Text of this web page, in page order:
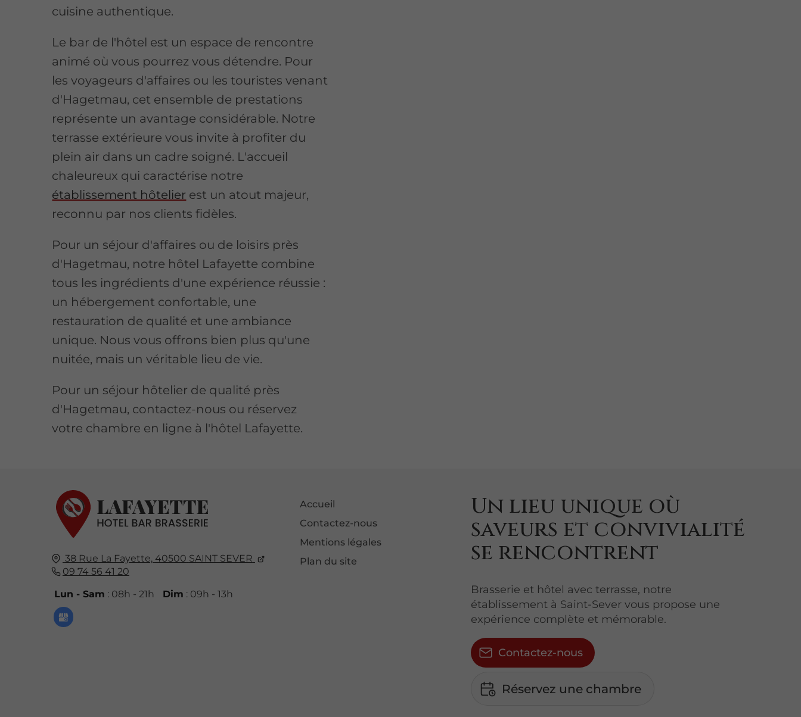
cuisine authentique.
Le bar de l'hôtel est un espace de rencontre
animé où vous pourrez vous détendre. Pour
les voyageurs d'affaires ou les touristes venant
d'Hagetmau, cet ensemble de prestations
représente un avantage considérable. Notre
terrasse extérieure vous invite à profiter du
plein air dans un cadre soigné. L'accueil
chaleureux qui caractérise notre
établissement hôtelier est un atout majeur,
reconnu par nos clients fidèles.
Pour un séjour d'affaires ou de loisirs près
d'Hagetmau, notre hôtel Lafayette combine
tous les ingrédients d'une expérience réussie :
un hébergement confortable, une
restauration de qualité et une ambiance
unique. Nous vous offrons bien plus qu'une
nuitée, mais un véritable lieu de vie.
Pour un séjour hôtelier de qualité près
d'Hagetmau, contactez-nous ou réservez
votre chambre en ligne à l'hôtel Lafayette.
38 Rue La Fayette, 40500 SAINT SEVER
09 74 56 41 20
Lun - Sam : 08h - 21h Dim : 09h - 13h
Accueil
Contactez-nous
Mentions légales
Plan du site
Un lieu unique où
saveurs et convivialité
se rencontrent
Brasserie et hôtel avec terrasse, notre
établissement à Saint-Sever vous propose une
expérience complète et mémorable.
Contactez-nous
Réservez une chambre